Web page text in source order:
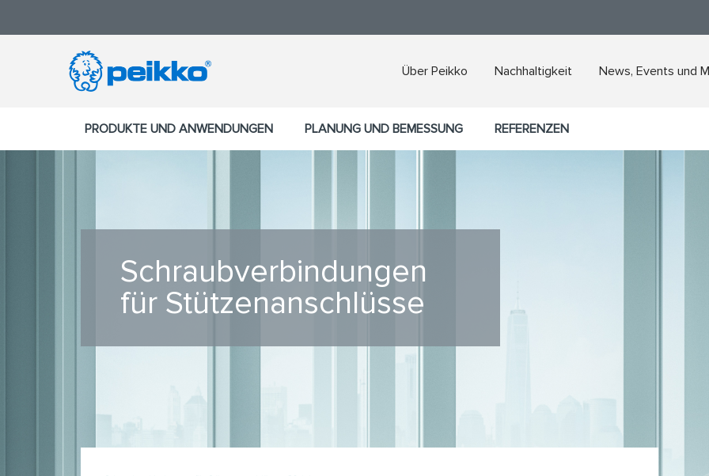
Über Peikko Nachhaltigkeit News, Events und
PRODUKTE UND ANWENDUNGEN PLANUNG UND BEMESSUNG REFERENZEN
Schraubverbindungen
für Stützenanschlüsse